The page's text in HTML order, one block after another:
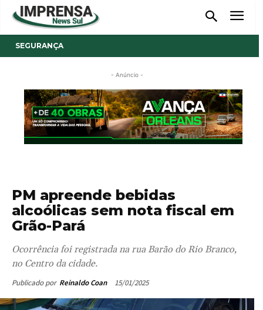
SEGURANÇA
- Anúncio -
PM apreende bebidas
alcoólicas sem nota fiscal em
Grão-Pará
Ocorrência foi registrada na rua Barão do Rio Branco,
no Centro da cidade.
Publicado por Reinaldo Coan 15/01/2025